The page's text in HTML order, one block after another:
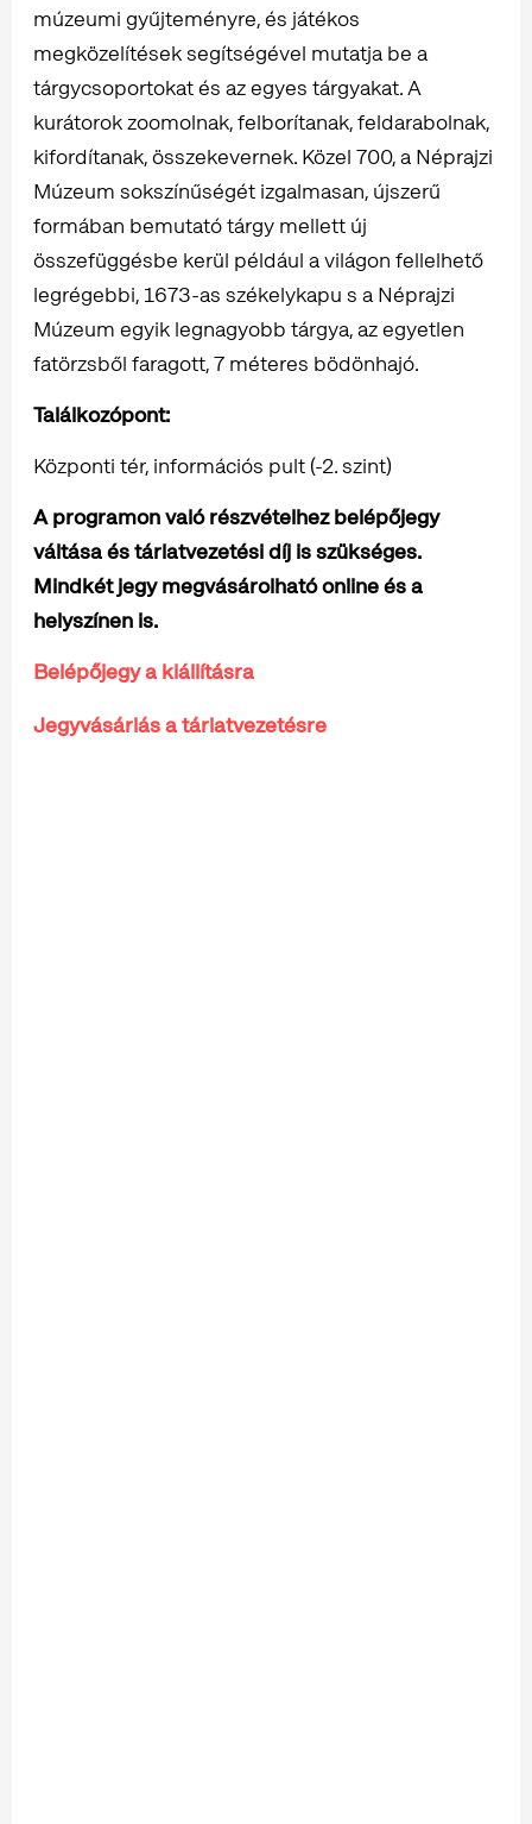
múzeumi gyűjteményre, és játékos
megközelítések segítségével mutatja be a
tárgycsoportokat és az egyes tárgyakat. A
kurátorok zoomolnak, felborítanak, feldarabolnak,
kifordítanak, összekevernek. Közel 700, a Néprajzi
Múzeum sokszínűségét izgalmasan, újszerű
formában bemutató tárgy mellett új
összefüggésbe kerül például a világon fellelhető
legrégebbi, 1673-as székelykapu s a Néprajzi
Múzeum egyik legnagyobb tárgya, az egyetlen
fatörzsből faragott, 7 méteres bödönhajó.
Találkozópont:
Központi tér, információs pult (-2. szint)
A programon való részvételhez belépőjegy
váltása és tárlatvezetési díj is szükséges.
Mindkét jegy megvásárolható online és a
helyszínen is.
Belépőjegy a kiállításra
Jegyvásárlás a tárlatvezetésre